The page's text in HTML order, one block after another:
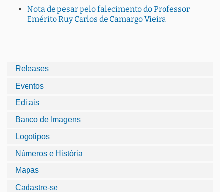
Nota de pesar pelo falecimento do Professor
Emérito Ruy Carlos de Camargo Vieira
Releases
Eventos
Editais
Banco de Imagens
Logotipos
Números e História
Mapas
Cadastre-se